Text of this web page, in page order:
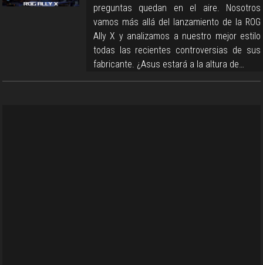
preguntas quedan en el aire. Nosotros
vamos más allá del lanzamiento de la ROG
Ally X y analizamos a nuestro mejor estilo
todas las recientes controversias de sus
fabricante. ¿Asus estará a la altura de…